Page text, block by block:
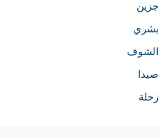
جزين
بشري
الشوف
صيدا
زحلة